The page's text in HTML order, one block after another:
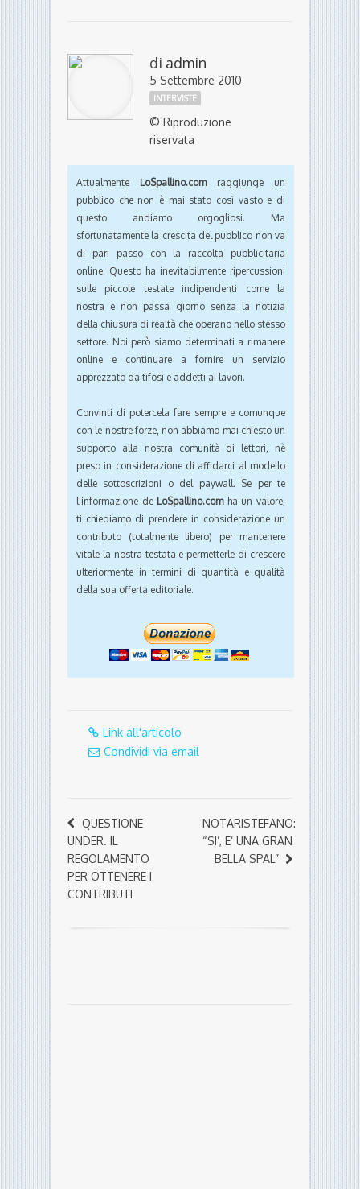
di admin
5 Settembre 2010
INTERVISTE
© Riproduzione
riservata
Attualmente LoSpallino.comraggiunge un
pubblico che non è mai stato così vasto e di
questo andiamo orgogliosi. Ma
sfortunatamente la crescita del pubblico non va
di pari passo con la raccolta pubblicitaria
online. Questo ha inevitabilmente ripercussioni
sulle piccole testate indipendenti come la
nostra e non passa giorno senza la notizia
della chiusura di realtà che operano nello stesso
settore. Noi però siamo determinati a rimanere
online e continuare a fornire un servizio
apprezzato da tifosi e addetti ai lavori.
Convinti di potercela fare sempre e comunque
con le nostre forze, non abbiamo mai chiesto un
supporto alla nostra comunità di lettori, nè
preso in considerazione di affidarci al modello
delle sottoscrizioni o del paywall. Se per te
l'informazione de LoSpallino.comha un valore,
ti chiediamo di prendere in considerazione un
contributo (totalmente libero) per mantenere
vitale la nostra testata e permetterle di crescere
ulteriormente in termini di quantità e qualità
della sua offerta editoriale.
Link all'articolo
Condividi via email
QUESTIONE
UNDER. IL
REGOLAMENTO
PER OTTENERE I
CONTRIBUTI
NOTARISTEFANO:
“SI’, E’ UNA GRAN
BELLA SPAL”